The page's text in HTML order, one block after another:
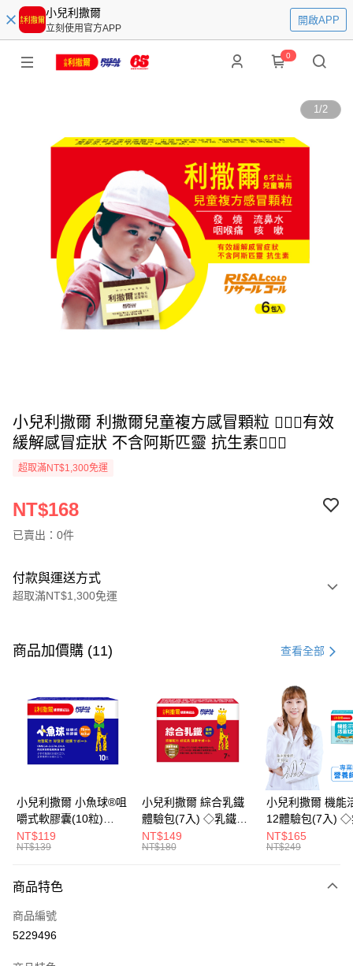
小兒利撒爾
立刻使用官方APP
開啟APP
0
1/2
小兒利撒爾 利撒爾兒童複方感冒顆粒 👨🏻‍⚕️有效
緩解感冒症狀 不含阿斯匹靈 抗生素👩🏻‍⚕️
超取滿NT$1,300免運
NT$168
已賣出：0件
付款與運送方式
超取滿NT$1,300免運
信用卡一次付款
LINE Pay
Apple Pay
街口支付
悠遊付
Google Pay
全盈+PAY
大哥付你分期
【大哥付你分期使用說明】
1.本服務由台灣大哥大提供，台灣大哥大用戶可立即使用無須另外申請。
流程，驗證手機門號後，選擇欲分期的期數、繳款截止日，確認付款後即完
AFTEE先享後付
商品加價購 (11) 查看全部
小兒利撒爾 小魚球®咀
嚼式軟膠囊(10粒)
◇OMEGA-
3(EPA+DHA)+rTG型魚
NT$119
NT$139
小兒利撒爾 綜合乳鐵
體驗包(7入) ◇乳鐵蛋
白+藻精蛋白+DHA藻
油+專利大豆卵磷脂 成
NT$149
NT$180
小兒利撒爾 機能
12體驗包(7入) ◇
糖添加◇
NT$165
NT$249
商品特色
商品編號
5229496